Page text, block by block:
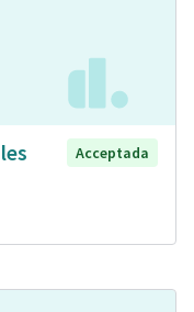
Acceptada